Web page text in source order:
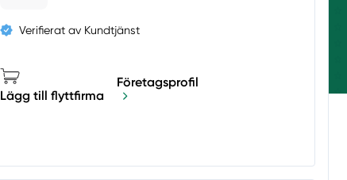
Verifierat av Kundtjänst
Lägg till flyttfirma
Företagsprofil